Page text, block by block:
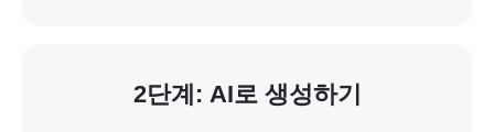
2단계: AI로 생성하기